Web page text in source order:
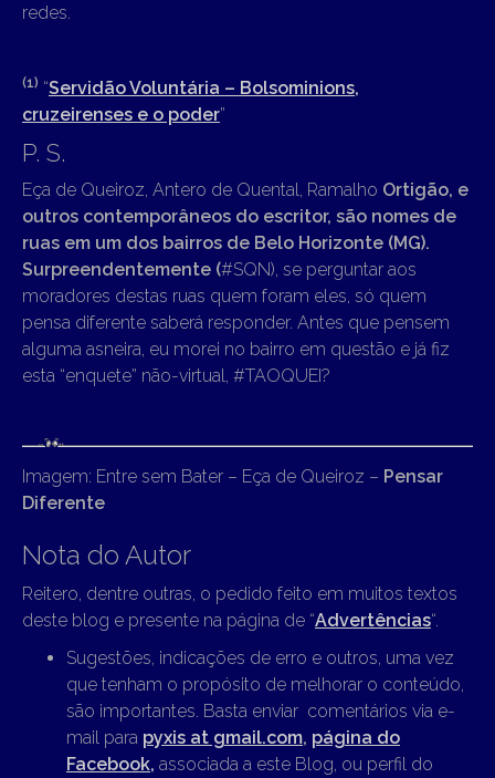
redes.
(1) “Servidão Voluntária – Bolsominions,
cruzeirenses e o poder”
P. S.
Eça de Queiroz, Antero de Quental, Ramalho Ortigão, e
outros contemporâneos do escritor, são nomes de
ruas em um dos bairros de Belo Horizonte (MG).
Surpreendentemente (#SQN), se perguntar aos
moradores destas ruas quem foram eles, só quem
pensa diferente saberá responder. Antes que pensem
alguma asneira, eu morei no bairro em questão e já fiz
esta “enquete” não-virtual, #TAOQUEI?
Imagem: Entre sem Bater – Eça de Queiroz – Pensar
Diferente
Nota do Autor
Reitero, dentre outras, o pedido feito em muitos textos
deste blog e presente na página de “Advertências“.
Sugestões, indicações de erro e outros, uma vez
que tenham o propósito de melhorar o conteúdo,
são importantes. Basta enviar comentários via e-
mail para pyxis at gmail.com, página do
Facebook, associada a este Blog, ou perfil do